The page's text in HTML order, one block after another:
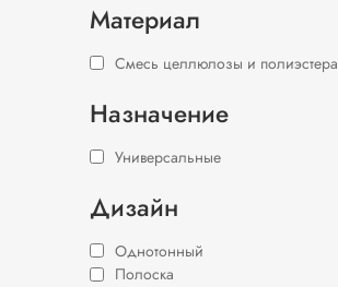
Материал
Смесь целлюлозы и полиэстера
Назначение
Универсальные
Дизайн
Однотонный
Полоска